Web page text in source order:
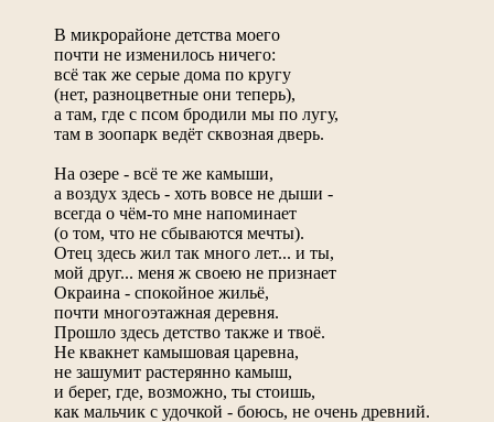
В микрорайоне детства моего
почти не изменилось ничего:
всё так же серые дома по кругу
(нет, разноцветные они теперь),
а там, где с псом бродили мы по лугу,
там в зоопарк ведёт сквозная дверь.
На озере - всё те же камыши,
а воздух здесь - хоть вовсе не дыши -
всегда о чём-то мне напоминает
(о том, что не сбываются мечты).
Отец здесь жил так много лет... и ты,
мой друг... меня ж своею не признает
Окраина - спокойное жильё,
почти многоэтажная деревня.
Прошло здесь детство также и твоё.
Не квакнет камышовая царевна,
не зашумит растерянно камыш,
и берег, где, возможно, ты стоишь,
как мальчик с удочкой - боюсь, не очень древний.